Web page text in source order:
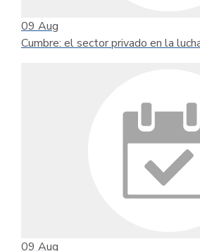
09 Aug
Cumbre: el sector privado en la
09 Aug